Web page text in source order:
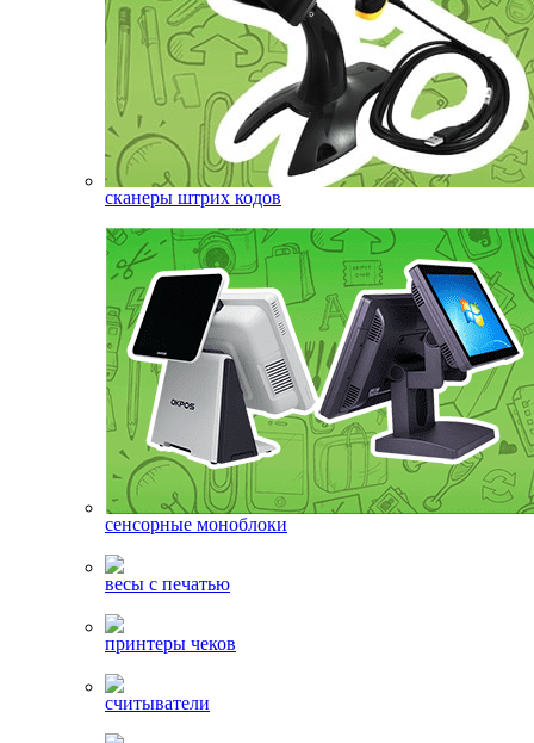
сканеры штрих кодов
сенсорные моноблоки
весы с печатью
принтеры чеков
считыватели